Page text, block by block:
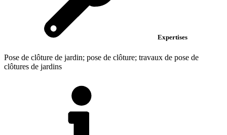
Expertises
Pose de clôture de jardin; pose de clôture; travaux de pose de
clôtures de jardins